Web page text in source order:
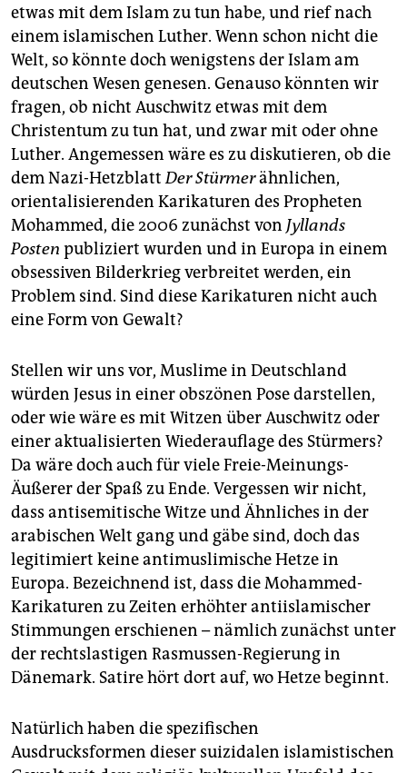
etwas mit dem Islam zu tun habe, und rief nach
einem islamischen Luther. Wenn schon nicht die
Welt, so könnte doch wenigstens der Islam am
deutschen Wesen genesen. Genauso könnten wir
fragen, ob nicht Auschwitz etwas mit dem
Christentum zu tun hat, und zwar mit oder ohne
Luther. Angemessen wäre es zu diskutieren, ob die
dem Nazi-HetzblattDer Stürmerähnlichen,
orientalisierenden Karikaturen des Propheten
Mohammed, die 2006 zunächst von Jyllands
Posten publiziert wurden und in Europa in einem
obsessiven Bilderkrieg verbreitet werden, ein
Problem sind. Sind diese Karikaturen nicht auch
eine Form von Gewalt?
Stellen wir uns vor, Muslime in Deutschland
würden Jesus in einer obszönen Pose darstellen,
oder wie wäre es mit Witzen über Auschwitz oder
einer aktualisierten Wiederauflage des Stürmers?
Da wäre doch auch für viele Freie-Meinungs-
Äußerer der Spaß zu Ende. Vergessen wir nicht,
dass antisemitische Witze und Ähnliches in der
arabischen Welt gang und gäbe sind, doch das
legitimiert keine antimuslimische Hetze in
Europa. Bezeichnend ist, dass die Mohammed-
Karikaturen zu Zeiten erhöhter antiislamischer
Stimmungen erschienen – nämlich zunächst unter
der rechtslastigen Rasmussen-Regierung in
Dänemark. Satire hört dort auf, wo Hetze beginnt.
Natürlich haben die spezifischen
Ausdrucksformen dieser suizidalen islamistischen